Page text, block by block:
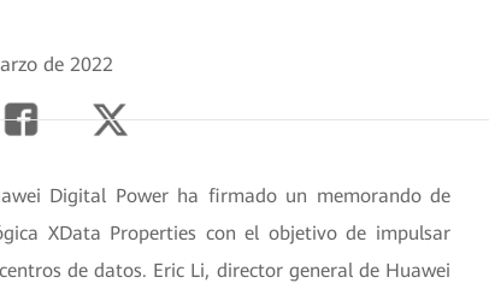
de 2022
Digital Power ha firmado un memorando de
XData Properties con el objetivo de impulsar
de datos. Eric Li, director general de Huawei